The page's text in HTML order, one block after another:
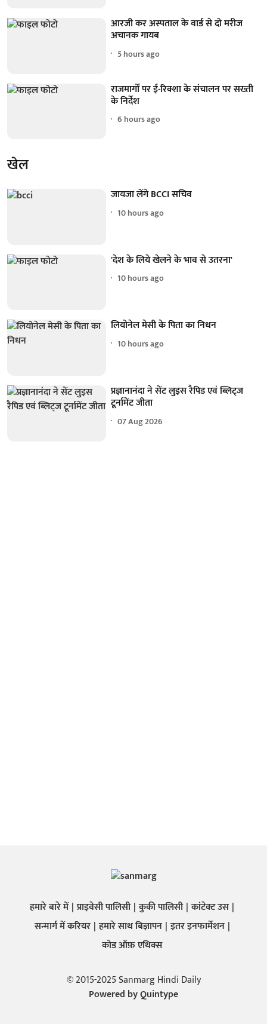
आरजी कर अस्पताल के वार्ड से दो मरीज
अचानक गायब
5 hours ago
राजमार्गों पर ई-रिक्शा के संचालन पर सख्ती
के निर्देश
6 hours ago
खेल
जायजा लेंगे BCCI सचिव
10 hours ago
'देश के लिये खेलने के भाव से उतरना'
10 hours ago
लियोनेल मेसी के पिता का निधन
10 hours ago
प्रज्ञानानंदा ने सेंट लुइस रैपिड एवं ब्लिट्ज
टूर्नामेंट जीता
07 Aug 2026
हमारे बारे में प्राइवेसी पालिसी कुकी पालिसी कांटेक्ट उस
सन्मार्ग में करियर हमारे साथ बिज्ञापन इतर इनफार्मेशन
कोड ऑफ़ एथिक्स
© 2015-2025 Sanmarg Hindi Daily
Powered byQuintype